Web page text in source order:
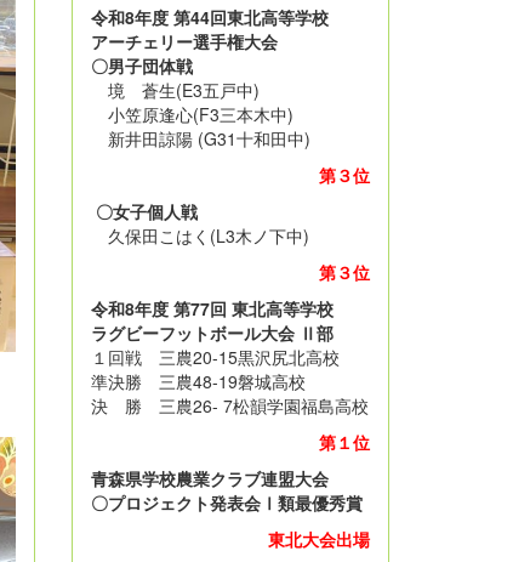
令和8年度 第44回東北高等学校
アーチェリー選手権大会
〇男子団体戦
境 蒼生(E3五戸中)
小笠原逢心(F3三本木中)
新井田諒陽 (G31十和田中)
第３位
〇女子個人戦
久保田こはく(L3木ノ下中)
第３位
令和8年度 第77回 東北高等学校
ラグビーフットボール大会 Ⅱ部
１回戦 三農20-15黒沢尻北高校
準決勝 三農48-19磐城高校
決 勝 三農26- 7松韻学園福島高校
第１位
青森県学校農業クラブ連盟大会
〇プロジェクト発表会Ⅰ類最優秀賞
東北大会出場